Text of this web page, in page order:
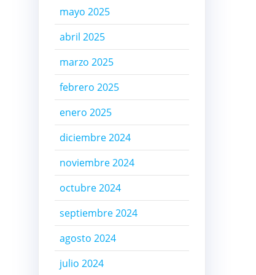
mayo 2025
abril 2025
marzo 2025
febrero 2025
enero 2025
diciembre 2024
noviembre 2024
octubre 2024
septiembre 2024
agosto 2024
julio 2024